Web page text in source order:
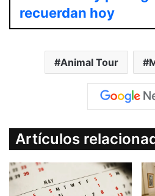
recuerdan hoy
Animal Tour
Artículos